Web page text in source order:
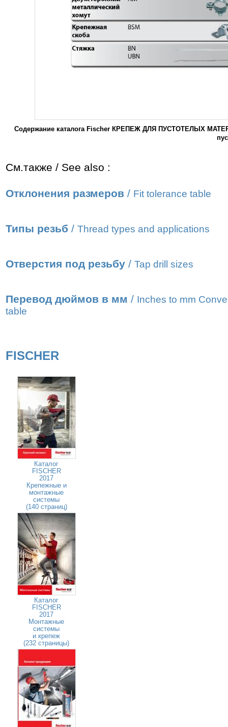
Содержание каталога Fischer КРЕПЕЖ ДЛЯ ПУСТОТЕЛЫХ
См.также / See also :
Отклонения размеров / Fit tolerance table
Типы резьб / Thread types and applications
Отверстия под резьбу / Tap drill sizes
Перевод дюймов в мм / Inches to mm
table
FISCHER
Каталог
FISCHER
2017
Крепежные и
монтажные
системы
(140 страниц)
Каталог
FISCHER
2017
Монтажные
системы
и крепеж
(232 страницы)